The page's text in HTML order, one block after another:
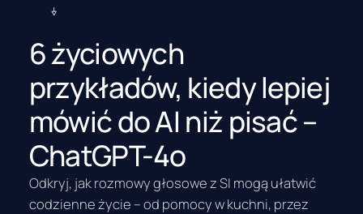
6 życiowych
przykładów, kiedy lepiej
mówić do AI niż pisać –
ChatGPT-4o
Odkryj, jak rozmowy głosowe z SI mogą ułatwić
codzienne życie – od pomocy w kuchni, przez